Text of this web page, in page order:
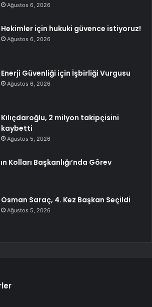
Ağustos 6, 2026
Hekimler için hukuki güvence istiyoruz!
Ağustos 6, 2026
Enerji Güvenliği için İşbirliği Vurgusu
Ağustos 6, 2026
Kılıçdaroğlu, 2 milyon takipçisini
kaybetti
Ağustos 5, 2026
Kolları Başkanlığı’nda Görev
Osman Saraç, 4. Kez Başkan Seçildi
Ağustos 5, 2026